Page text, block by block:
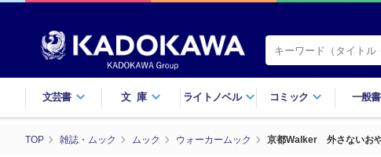
文芸書 文庫 ライトノベル コミック 一般書
TOP 雑誌・ムック ムック ウォーカームック 京都Walker 外さないお